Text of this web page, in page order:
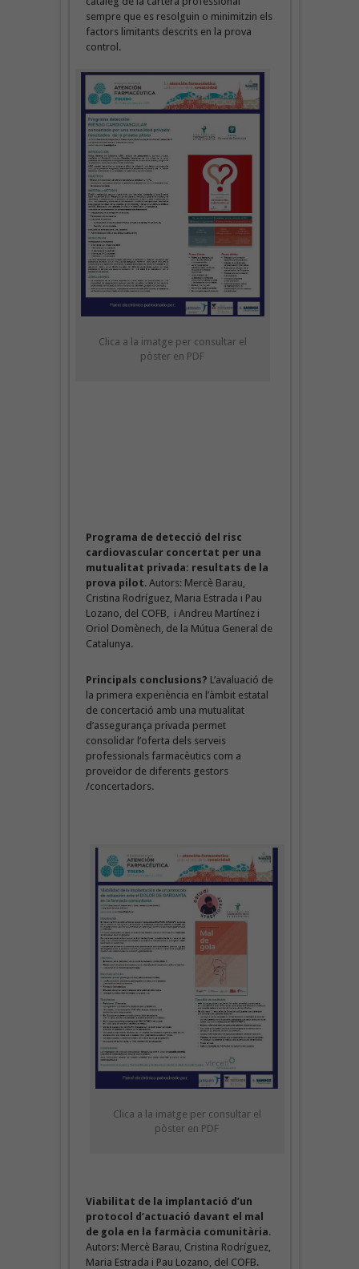
sempre que es resolguin o minimitzin els
factors limitants descrits en la prova
control.
Clica a la imatge per consultar el
pòster en PDF
Programa de detecció del risc
cardiovascular concertat per una
mutualitat privada: resultats de la
prova pilot. Autors: Mercè Barau,
Cristina Rodríguez, Maria Estrada i Pau
Lozano, del COFB, i Andreu Martínez i
Oriol Domènech, de la Mútua General de
Catalunya.
Principals conclusions? L’avaluació de
la primera experiència en l’àmbit estatal
de concertació amb una mutualitat
d’assegurança privada permet
consolidar l’oferta dels serveis
professionals farmacèutics com a
proveïdor de diferents gestors
/concertadors.
Clica a la imatge per consultar el
pòster en PDF
Viabilitat de la implantació d’un
protocol d’actuació davant el mal
de gola en la farmàcia comunitària.
Autors: Mercè Barau, Cristina Rodríguez,
Maria Estrada i Pau Lozano, del COFB.